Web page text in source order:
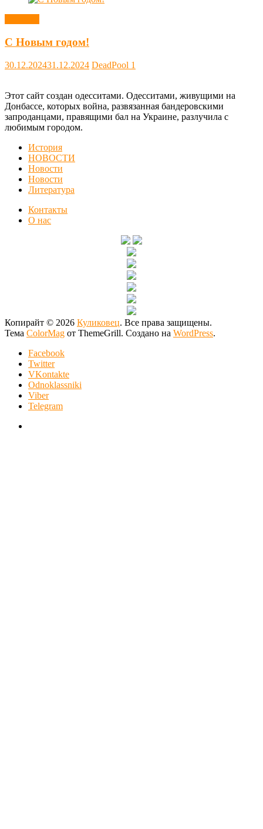
С Новым годом!
30.12.202431.12.2024 DeadPool 1
Этот сайт создан одесситами. Одесситами, живущими на
Донбассе, которых война, развязанная бандеровскими
запроданцами, правящими бал на Украине, разлучила с
любимым городом.
История
НОВОСТИ
Новости
Новости
Литература
Контакты
О нас
Копирайт © 2026 Куликовец. Все права защищены.
Тема ColorMag от ThemeGrill. Создано на WordPress.
Facebook
Twitter
VKontakte
Odnoklassniki
Viber
Telegram